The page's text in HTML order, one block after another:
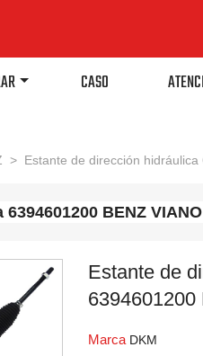
CASO
> Estante de dirección
BENZ
Estante de
Marca DKM